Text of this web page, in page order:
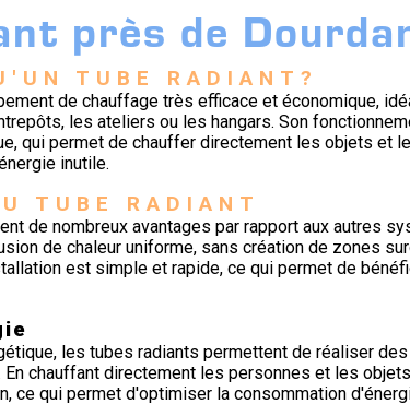
près de
TUBE RADIANT?
de chauffage très efficace et économique,
les ateliers ou les hangars. Son
qui permet de chauffer directement les objets et
inutile.
TUBE RADIANT
de nombreux avantages par rapport aux autres
de chaleur uniforme, sans création de zones
est simple et rapide, ce qui permet de
les tubes radiants permettent de réaliser
En chauffant directement les personnes et les
ce qui permet d'optimiser la consommation